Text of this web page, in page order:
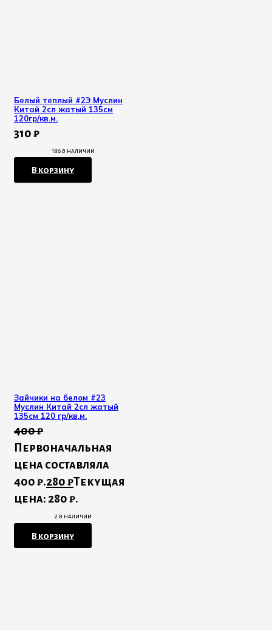
Белый теплый #2Э Муслин
Китай 2сл жатый 135см
120гр/кв.м.
310₽
186 в наличии
В корзину
Зайчики на белом #23
Муслин Китай 2сл жатый
135см 120 гр/кв.м.
400₽
Первоначальная
цена составляла
400 ₽.280₽Текущая
цена: 280 ₽.
2 в наличии
В корзину